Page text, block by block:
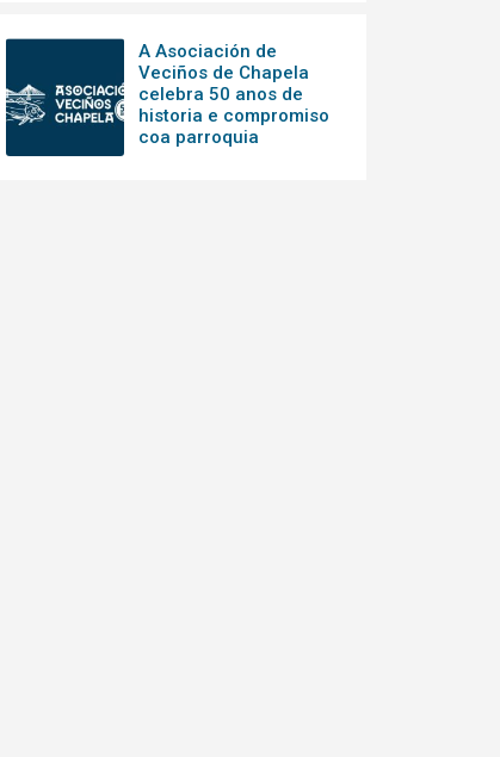
A Asociación de
Veciños de Chapela
celebra 50 anos de
historia e compromiso
coa parroquia